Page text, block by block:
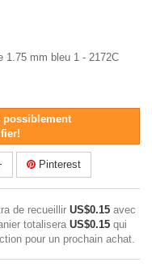
1.75 mm bleu 1 - 2172C
possiblement
Pinterest
de recueillir US$0.15 avec
totalisera US$0.15 qui
pour un prochain achat.